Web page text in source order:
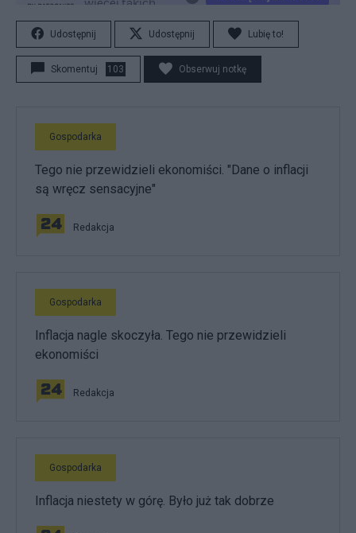
Udostępnij Udostępnij Lubię to!
Skomentuj 103 Obserwuj notkę
Gospodarka
Tego nie przewidzieli ekonomiści. "Dane o inflacji
są wręcz sensacyjne"
Redakcja
Gospodarka
Inflacja nagle skoczyła. Tego nie przewidzieli
ekonomiści
Redakcja
Gospodarka
Inflacja niestety w górę. Było już tak dobrze